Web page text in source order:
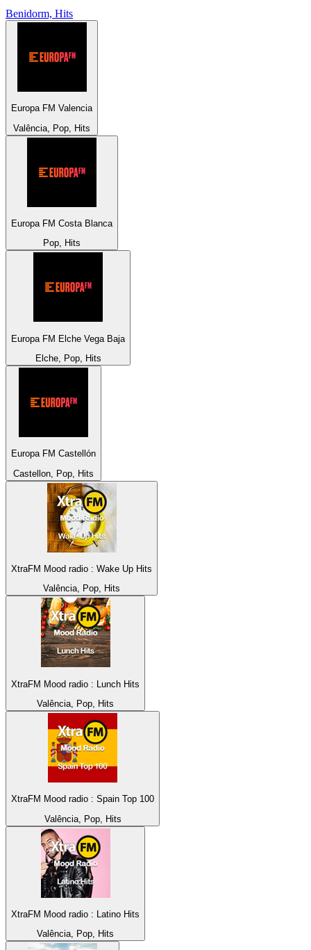
Benidorm, Hits
Europa FM Valencia
Valência, Pop, Hits
Europa FM Costa Blanca
Pop, Hits
Europa FM Elche Vega Baja
Elche, Pop, Hits
Europa FM Castellón
Castellon, Pop, Hits
XtraFM Mood radio : Wake Up Hits
Valência, Pop, Hits
XtraFM Mood radio : Lunch Hits
Valência, Pop, Hits
XtraFM Mood radio : Spain Top 100
Valência, Pop, Hits
XtraFM Mood radio : Latino Hits
Valência, Pop, Hits